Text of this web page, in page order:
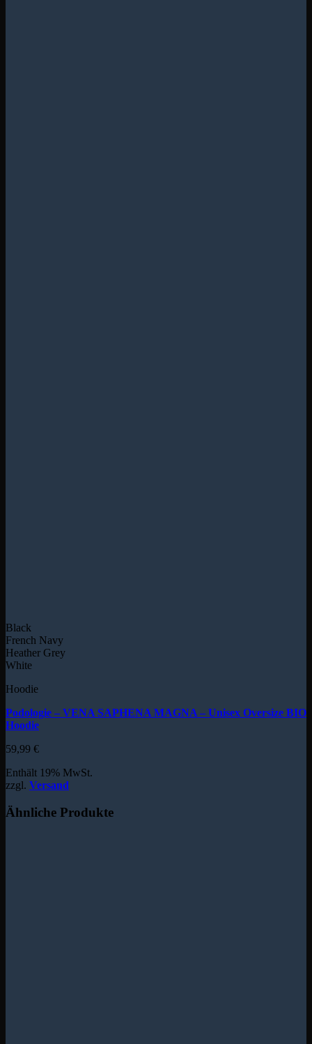
Black
French Navy
Heather Grey
White
Hoodie
Podologie – VENA SAPHENA MAGNA – Unisex Oversize BIO
Hoodie
59,99 €
Enthält 19% MwSt.
zzgl. Versand
Ähnliche Produkte